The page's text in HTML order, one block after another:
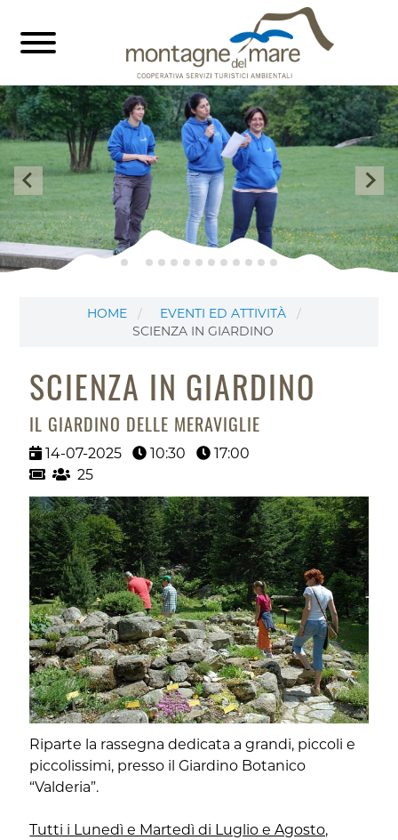
HOME
EVENTI ED ATTIVITÀ
SCIENZA IN GIARDINO
SCIENZA IN GIARDINO
IL GIARDINO DELLE MERAVIGLIE
14-07-2025 10:30
17:00
25
Riparte la rassegna dedicata a grandi, piccoli e
piccolissimi, presso il Giardino Botanico
“Valderia”.
Tutti i Lunedì e Martedì di Luglio e Agosto,